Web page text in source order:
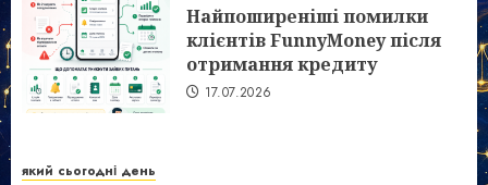
Найпоширеніші помилки
клієнтів FunnyMoney після
отримання кредиту
17.07.2026
який сьогодні день